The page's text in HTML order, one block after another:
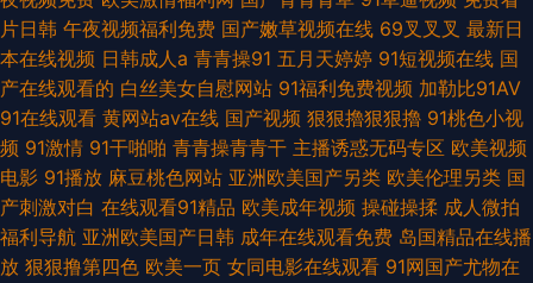
片日韩 午夜视频福利免费 国产嫩草视频在线 69叉叉叉 最新日
本在线视频 日韩成人a 青青操91 五月天婷婷 91短视频在线 国
产在线观看的 白丝美女自慰网站 91福利免费视频 加勒比91AV
91在线观看 黄网站av在线 国产视频 狠狠擼狠狠擼 91桃色小视
频 91激情 91干啪啪 青青操青青干 主播诱惑无码专区 欧美视频
电影 91播放 麻豆桃色网站 亚洲欧美国产另类 欧美伦理另类 国
产刺激对白 在线观看91精品 欧美成年视频 操碰操揉 成人微拍
福利导航 亚洲欧美国产日韩 成年在线观看免费 岛国精品在线播
放 狠狠撸第四色 欧美一页 女同电影在线观看 91网国产尤物在